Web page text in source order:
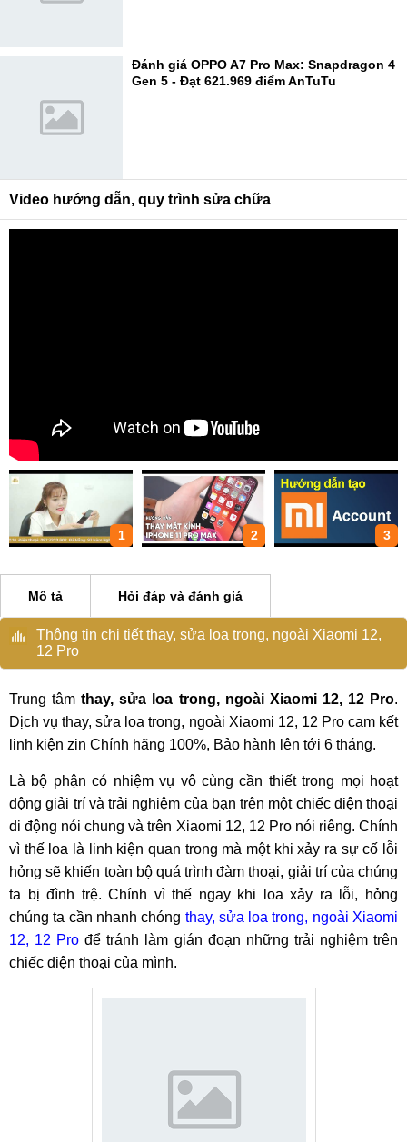
Đánh giá OPPO A7 Pro Max: Snapdragon 4
Gen 5 - Đạt 621.969 điểm AnTuTu
Video hướng dẫn, quy trình sửa chữa
1 2 3
Mô tả Hỏi đáp và đánh giá
Thông tin chi tiết thay, sửa loa trong, ngoài Xiaomi 12,
12 Pro
Trung tâmthay, sửa loa trong, ngoài Xiaomi 12, 12 Pro.
Dịch vụ thay, sửa loa trong, ngoài Xiaomi 12, 12 Pro cam kết
linh kiện zin Chính hãng 100%, Bảo hành lên tới 6 tháng.
Là bộ phận có nhiệm vụ vô cùng cần thiết trong mọi hoạt
động giải trí và trải nghiệm của bạn trên một chiếc điện thoại
di động nói chung và trên Xiaomi 12, 12 Pro nói riêng. Chính
vì thế loa là linh kiện quan trong mà một khi xảy ra sự cố lỗi
hỏng sẽ khiến toàn bộ quá trình đàm thoại, giải trí của chúng
ta bị đình trệ. Chính vì thế ngay khi loa xảy ra lỗi, hỏng
chúng ta cần nhanh chóng thay, sửa loa trong, ngoài Xiaomi
12, 12 Pro để tránh làm gián đoạn những trải nghiệm trên
chiếc điện thoại của mình.